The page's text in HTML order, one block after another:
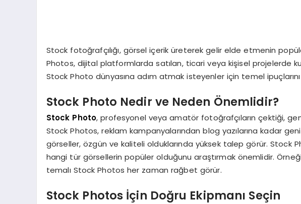
Stock fotoğrafçılığı, görsel içerik üreterek gelir elde etmenin
Photos, dijital platformlarda satılan, ticari veya kişisel projelerde
Stock Photo dünyasına adım atmak isteyenler için temel
Stock Photo Nedir ve Neden Önemlidir?
Stock Photo, profesyonel veya amatör fotoğrafçıların çektiği,
Stock Photos, reklam kampanyalarından blog yazılarına kadar
görseller, özgün ve kaliteli olduklarında yüksek talep görür. Stock
hangi tür görsellerin popüler olduğunu araştırmak önemlidir.
temalı Stock Photos her zaman rağbet görür.
Stock Photos İçin Doğru Ekipmanı Seçin